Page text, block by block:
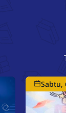
Sabtu,